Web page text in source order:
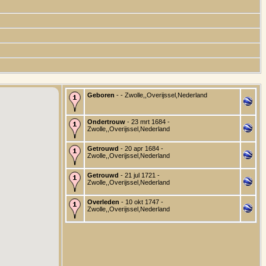
Geboren - - Zwolle,,Overijssel,Nederland
Ondertrouw - 23 mrt 1684 -
Zwolle,,Overijssel,Nederland
Getrouwd - 20 apr 1684 -
Zwolle,,Overijssel,Nederland
Getrouwd - 21 jul 1721 -
Zwolle,,Overijssel,Nederland
Overleden - 10 okt 1747 -
Zwolle,,Overijssel,Nederland